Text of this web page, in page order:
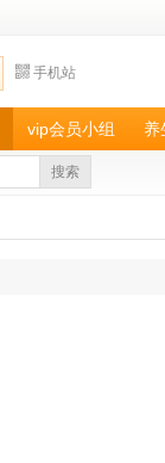
手机站
vip会员小组 养
搜索